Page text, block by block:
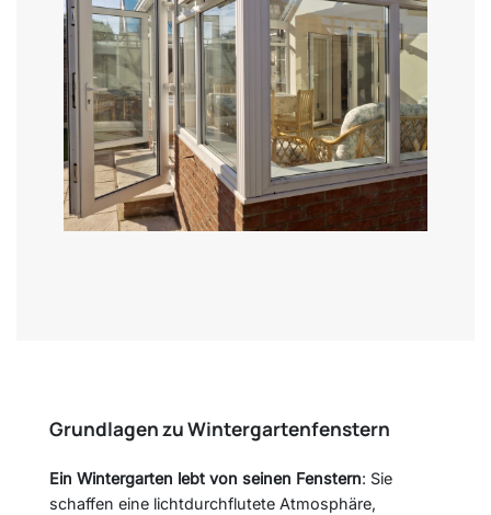
Grundlagen zu Wintergartenfenstern
Ein Wintergarten lebt von seinen Fenstern: Sie
schaffen eine lichtdurchflutete Atmosphäre,